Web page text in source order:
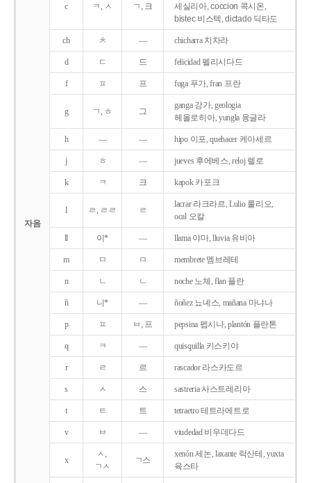
자음
c ㅋ, ㅅ ㄱ, 크
세실리아, coccion 콕시온,
bistec 비스텍, dictado 딕타도
ch ㅊ ― chicharra 치차라
d ㄷ 드 felicidad 펠리시다드
f ㅍ 프 fuga 푸가, fran 프란
g ㄱ, ㅎ 그
ganga 강가, geologia
헤올로히아, yungla 융글라
h ― ― hipo 이포, quehacer 케아세르
j ㅎ ― jueves 후에베스, reloj 렐로
k ㅋ 크 kapok 카포크
l ㄹ, ㄹㄹ ㄹ
lacrar 라크라르, Lulio 룰리오,
ocal 오칼
ll 이* ― llama 야마, lluvia 유비아
m ㅁ ㅁ membrete 멤브레테
n ㄴ ㄴ noche 노체, flan 플란
ñ 니* ― ñoñez 뇨녜스, mañana 마냐나
p ㅍ ㅂ, 프 pepsina 펩시나, plantón 플란톤
q ㅋ ― quisquilla 키스키야
r ㄹ 르 rascador 라스카도르
s ㅅ 스 sastreria 사스트레리아
t ㅌ 트 tetraetro 테트라에트로
v ㅂ ― viudedad 비우데다드
x
ㅅ,
ㄱㅅ
ㄱ스
xenón 세논, laxante 락산테, yuxta
육스타